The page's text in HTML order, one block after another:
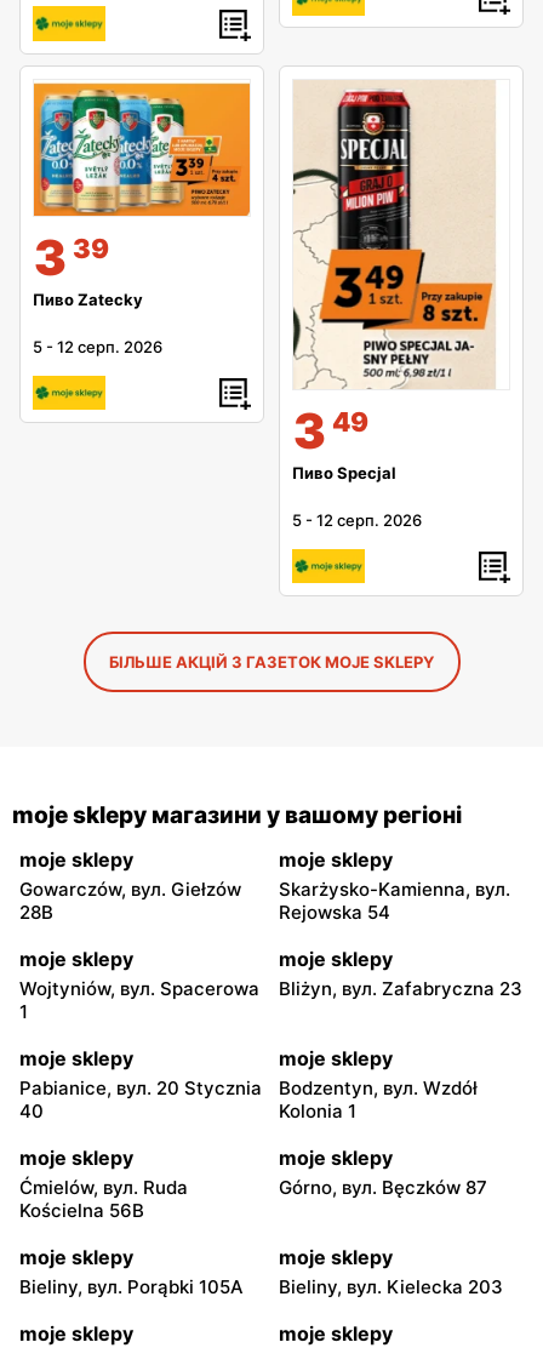
3 39
Пиво Zatecky
5 -12 серп. 2026
3 49
Пиво Specjal
5 -12 серп. 2026
БІЛЬШЕ АКЦІЙ З ГАЗЕТОК MOJE SKLEPY
moje sklepy магазини у вашому регіоні
moje sklepy
Gowarczów, вул. Giełzów
28B
moje sklepy
Skarżysko-Kamienna, вул.
Rejowska 54
moje sklepy
Wojtyniów, вул. Spacerowa
1
moje sklepy
Bliżyn, вул. Zafabryczna 23
moje sklepy
Pabianice, вул. 20 Stycznia
40
moje sklepy
Bodzentyn, вул. Wzdół
Kolonia 1
moje sklepy
Ćmielów, вул. Ruda
Kościelna 56B
moje sklepy
Górno, вул. Bęczków 87
moje sklepy
Bieliny, вул. Porąbki 105A
moje sklepy
Bieliny, вул. Kielecka 203
moje sklepy moje sklepy